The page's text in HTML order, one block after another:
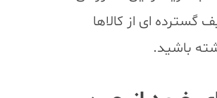
گسترده ای از کالاها
باشید.